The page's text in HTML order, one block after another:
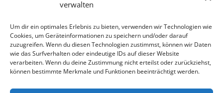
verwalten
Um dir ein optimales Erlebnis zu bieten, verwenden wir Technologien wie
Cookies, um Geräteinformationen zu speichern und/oder darauf
zuzugreifen. Wenn du diesen Technologien zustimmst, können wir Daten
wie das Surfverhalten oder eindeutige IDs auf dieser Website
verarbeiten. Wenn du deine Zustimmung nicht erteilst oder zurückziehst,
können bestimmte Merkmale und Funktionen beeinträchtigt werden.